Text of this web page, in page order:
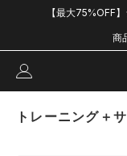
【最大75%OFF
商
トレーニング＋